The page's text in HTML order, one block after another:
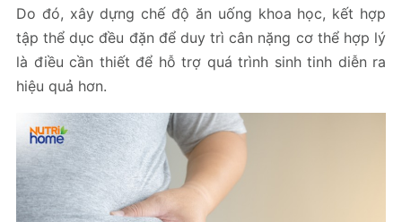
Do đó, xây dựng chế độ ăn uống khoa học, kết hợp
tập thể dục đều đặn để duy trì cân nặng cơ thể hợp lý
là điều cần thiết để hỗ trợ quá trình sinh tinh diễn ra
hiệu quả hơn.